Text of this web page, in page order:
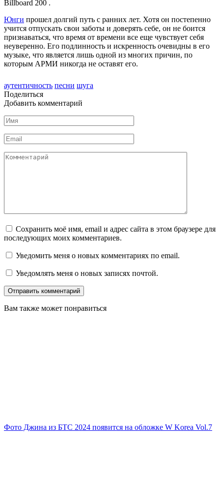
Billboard 200 .
Юнги прошел долгий путь с ранних лет. Хотя он постепенно
учится отпускать свои заботы и доверять себе, он не боится
признаваться, что время от времени все еще чувствует себя
неуверенно. Его подлинность и искренность очевидны в его
музыке, что является лишь одной из многих причин, по
которым АРМИ никогда не оставят его.
аутентичность песни шуга
Поделиться
Добавить комментарий
Имя
Email
Комментарий
Сохранить моё имя, email и адрес сайта в этом браузере для
последующих моих комментариев.
Уведомить меня о новых комментариях по email.
Уведомлять меня о новых записях почтой.
Вам также может понравиться
Фото Джина из БТС 2024 появится на обложке W Korea Vol.7